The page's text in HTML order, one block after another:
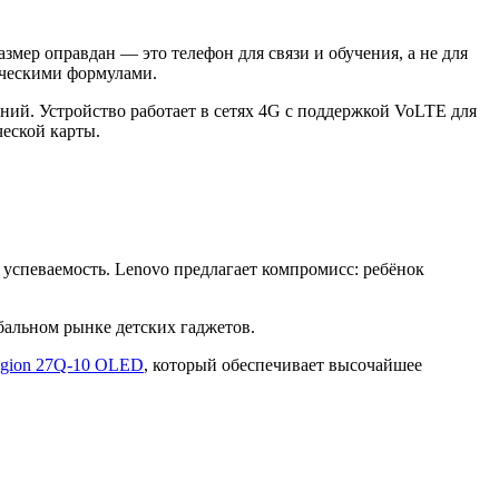
оправдан — это телефон для связи и обучения, а не для
формулами.
Устройство работает в сетях 4G с поддержкой VoLTE для
карты.
Lenovo предлагает компромисс: ребёнок
рынке детских гаджетов.
27Q-10 OLED, который обеспечивает высочайшее